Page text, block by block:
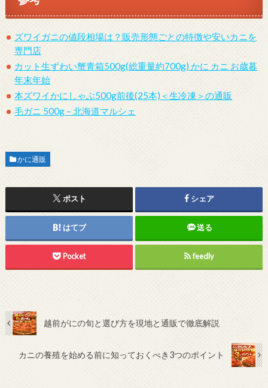
ズワイガニの値段相場は？販売形態ごとの特徴や安いカニを
専門店
カット生ずわい蟹青箱500g(総重量約700g) かに カニ お歳暮
年末年始
本ズワイかにしゃぶ500g前後(25本)＜生冷凍＞の通販
毛ガニ 500g – 北海道マルシェ
かに通販
ポスト シェア
はてブ 送る
Pocket feedly
越前がにの旬と選び方を現地と通販で徹底解説
カニの養殖を始める前に知っておくべき3つのポイント